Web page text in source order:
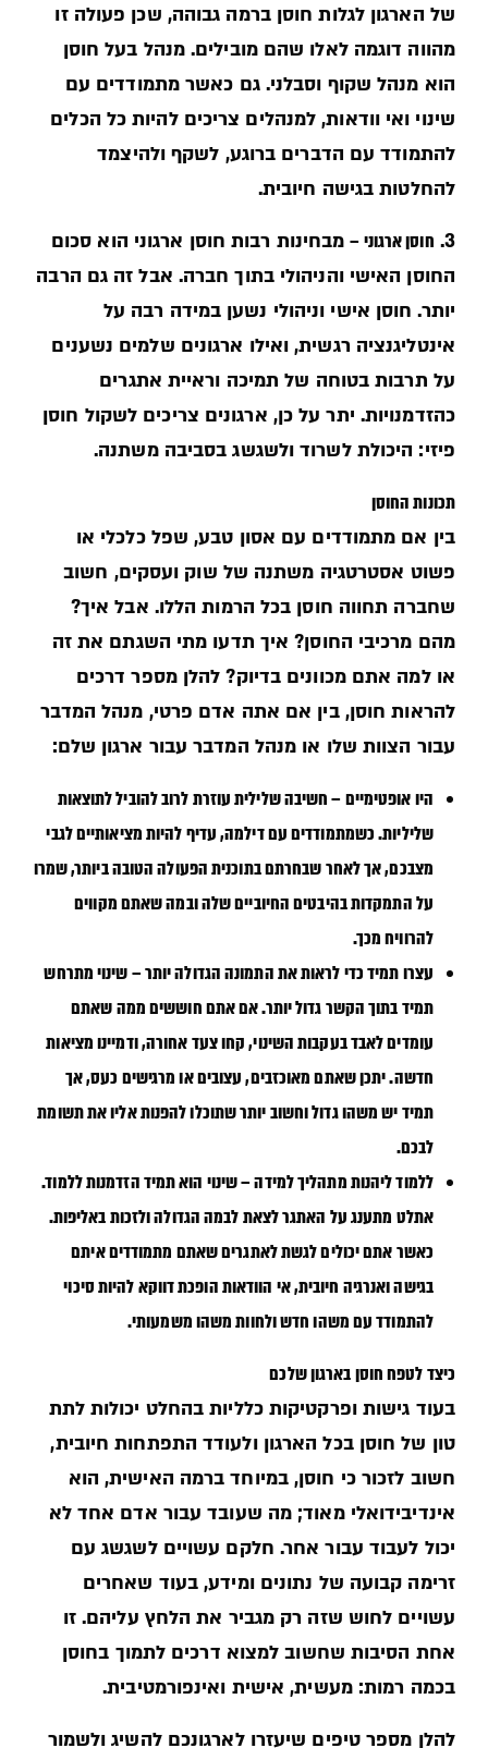
של הארגון לגלות חוסן ברמה גבוהה, שכן פעולה זו
מהווה דוגמה לאלו שהם מובילים. מנהל בעל חוסן
הוא מנהל שקוף וסבלני. גם כאשר מתמודדים עם
שינוי ואי וודאות, למנהלים צריכים להיות כל הכלים
להתמודד עם הדברים ברוגע, לשקף ולהיצמד
להחלטות בגישה חיובית.
3. חוסן ארגוני –מבחינות רבות חוסן ארגוני הוא סכום
החוסן האישי והניהולי בתוך חברה. אבל זה גם הרבה
יותר. חוסן אישי וניהולי נשען במידה רבה על
אינטליגנציה רגשית, ואילו ארגונים שלמים נשענים
על תרבות בטוחה של תמיכה וראיית אתגרים
כהזדמנויות. יתר על כן, ארגונים צריכים לשקול חוסן
פיזי: היכולת לשרוד ולשגשג בסביבה משתנה.
תכונות החוסן
בין אם מתמודדים עם אסון טבע, שפל כלכלי או
פשוט אסטרטגיה משתנה של שוק ועסקים, חשוב
שחברה תחווה חוסן בכל הרמות הללו. אבל איך?
מהם מרכיבי החוסן? איך תדעו מתי השגתם את זה
או למה אתם מכוונים בדיוק? להלן מספר דרכים
להראות חוסן, בין אם אתה אדם פרטי, מנהל המדבר
עבור הצוות שלו או מנהל המדבר עבור ארגון שלם:
היו אופטימיים – חשיבה שלילית עוזרת לרוב להוביל לתוצאות
שליליות. כשמתמודדים עם דילמה, עדיף להיות מציאותיים לגבי
מצבכם, אך לאחר שבחרתם בתוכנית הפעולה הטובה ביותר, שמרו
על התמקדות בהיבטים החיוביים שלה ובמה שאתם מקווים
להרוויח מכך.
עצרו תמיד כדי לראות את התמונה הגדולה יותר – שינוי מתרחש
תמיד בתוך הקשר גדול יותר. אם אתם חוששים ממה שאתם
עומדים לאבד בעקבות השינוי, קחו צעד אחורה, ודמיינו מציאות
חדשה. יתכן שאתם מאוכזבים, עצובים או מרגישים כעס, אך
תמיד יש משהו גדול וחשוב יותר שתוכלו להפנות אליו את תשומת
לבכם.
ללמוד ליהנות מתהליך למידה – שינוי הוא תמיד הזדמנות ללמוד.
אתלט מתענג על האתגר לצאת לבמה הגדולה ולזכות באליפות.
כאשר אתם יכולים לגשת לאתגרים שאתם מתמודדים איתם
בגישה ואנרגיה חיובית, אי הוודאות הופכת דווקא להיות סיכוי
להתמודד עם משהו חדש ולחוות משהו משמעותי.
כיצד לטפח חוסן בארגון שלכם
בעוד גישות ופרקטיקות כלליות בהחלט יכולות לתת
טון של חוסן בכל הארגון ולעודד התפתחות חיובית,
חשוב לזכור כי חוסן, במיוחד ברמה האישית, הוא
אינדיבידואלי מאוד; מה שעובד עבור אדם אחד לא
יכול לעבוד עבור אחר. חלקם עשויים לשגשג עם
זרימה קבועה של נתונים ומידע, בעוד שאחרים
עשויים לחוש שזה רק מגביר את הלחץ עליהם. זו
אחת הסיבות שחשוב למצוא דרכים לתמוך בחוסן
בכמה רמות: מעשית, אישית ואינפורמטיבית.
להלן מספר טיפים שיעזרו לארגונכם להשיג ולשמור